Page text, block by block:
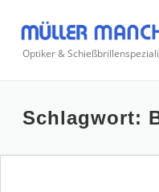
Inhalt
springen
Optiker &
Schlagwort: